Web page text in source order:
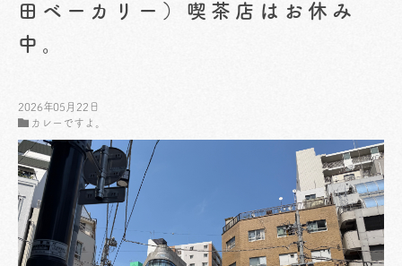
田ベーカリー）喫茶店はお休み
中。
2026年05月22日
カレーですよ。